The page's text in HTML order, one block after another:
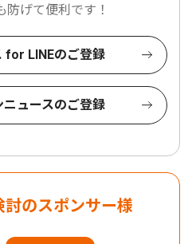
防げて便利です！
for LINEのご登録
ュースのご登録
のスポンサー様